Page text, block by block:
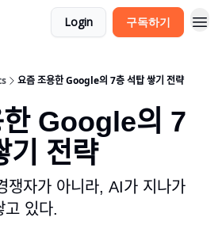
Login 구독하기
요즘 조용한 Google의 7층 석탑 쌓기 전략
Google의 7
전략
아니라, AI가 지나가
있다.